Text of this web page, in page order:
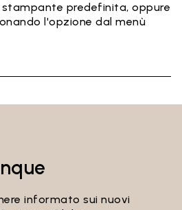
predefinita, oppure
l'opzione dal menù
informato sui nuovi